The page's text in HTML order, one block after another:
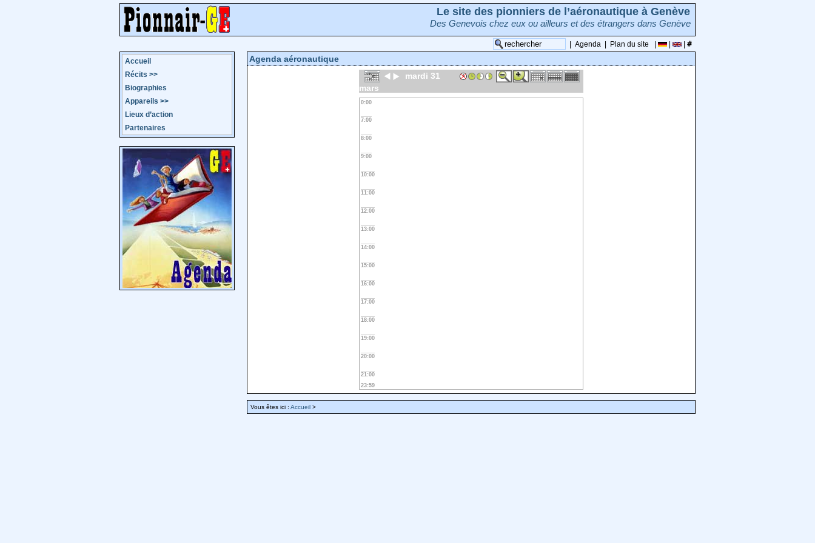
Le site des pionniers de l’aéronautique à Genève
Des Genevois chez eux ou ailleurs et des étrangers dans Genève
Agenda Plan du site
Accueil
Récits >>
Biographies
Appareils >>
Lieux d’action
Partenaires
Agenda aéronautique
mardi 31
mars
0:00
7:00
8:00
9:00
10:00
11:00
12:00
13:00
14:00
15:00
16:00
17:00
18:00
19:00
20:00
21:00
23:59
Vous êtes ici : Accueil >